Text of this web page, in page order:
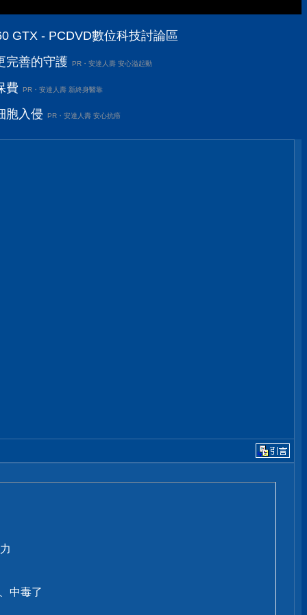
GTX - PCDVD數位科技討論區
完善的守護
PR・安達人壽 安心溢起動
費 PR・安達人壽 新終身醫靠
胞入侵 PR・安達人壽 安心抗癌
中毒了